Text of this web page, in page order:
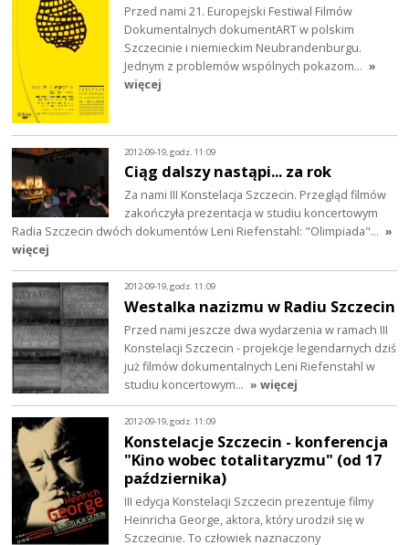
Przed nami 21. Europejski Festiwal Filmów
Dokumentalnych dokumentART w polskim
Szczecinie i niemieckim Neubrandenburgu.
Jednym z problemów wspólnych pokazom… »
więcej
2012-09-19, godz. 11:09
Ciąg dalszy nastąpi... za rok
Za nami III Konstelacja Szczecin. Przegląd filmów
zakończyła prezentacja w studiu koncertowym
Radia Szczecin dwóch dokumentów Leni Riefenstahl: "Olimpiada"… »
więcej
2012-09-19, godz. 11:09
Westalka nazizmu w Radiu Szczecin
Przed nami jeszcze dwa wydarzenia w ramach III
Konstelacji Szczecin - projekcje legendarnych dziś
już filmów dokumentalnych Leni Riefenstahl w
studiu koncertowym… » więcej
2012-09-19, godz. 11:09
Konstelacje Szczecin - konferencja
"Kino wobec totalitaryzmu" (od 17
października)
III edycja Konstelacji Szczecin prezentuje filmy
Heinricha George, aktora, który urodził się w
Szczecinie. To człowiek naznaczony